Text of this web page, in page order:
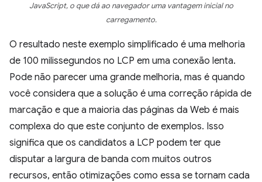
JavaScript, o que dá ao navegador uma vantagem inicial no
carregamento.
O resultado neste exemplo simplificado é uma melhoria
de 100 milissegundos no LCP em uma conexão lenta.
Pode não parecer uma grande melhoria, mas é quando
você considera que a solução é uma correção rápida de
marcação e que a maioria das páginas da Web é mais
complexa do que este conjunto de exemplos. Isso
significa que os candidatos a LCP podem ter que
disputar a largura de banda com muitos outros
recursos, então otimizações como essa se tornam cada